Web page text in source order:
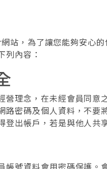
站，為了讓您能夠安心
列內容：
營理念，在未經會員同
路密碼及個人資料，不
出帳戶，若是與他人共
帳號資料會用密碼保護